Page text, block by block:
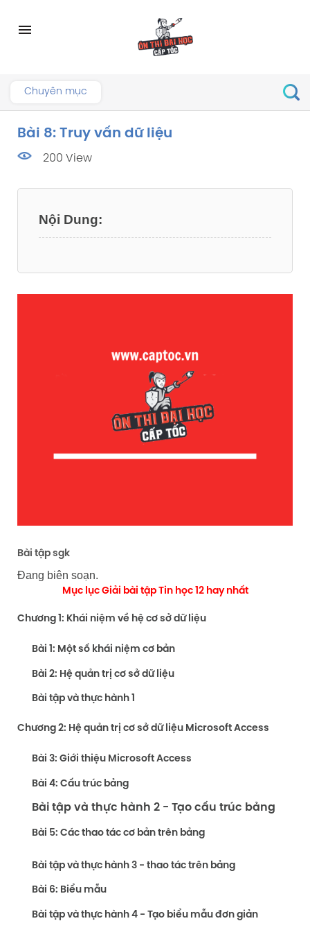
menu
Chuyên mục
Bài 8: Truy vấn dữ liệu
200 View
Bài tập sgk
Đang biên soạn.
Mục lục Giải bài tập Tin học 12 hay nhất
Chương 1: Khái niệm về hệ cơ sở dữ liệu
Bài 1: Một số khái niệm cơ bản
Bài 2: Hệ quản trị cơ sở dữ liệu
Bài tập và thực hành 1
Chương 2: Hệ quản trị cơ sở dữ liệu Microsoft Access
Bài 3: Giới thiệu Microsoft Access
Bài 4: Cấu trúc bảng
Bài tập và thực hành 2 - Tạo cấu trúc bảng
Bài 5: Các thao tác cơ bản trên bảng
Bài tập và thực hành 3 - thao tác trên bảng
Bài 6: Biểu mẫu
Bài tập và thực hành 4 - Tạo biểu mẫu đơn giản